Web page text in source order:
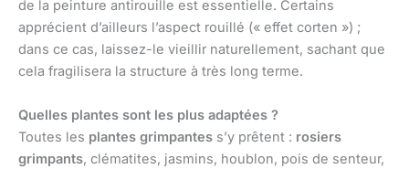
de la peinture antirouille est essentielle. Certains
apprécient d’ailleurs l’aspect rouillé (« effet corten ») ;
dans ce cas, laissez-le vieillir naturellement, sachant que
cela fragilisera la structure à très long terme.
Quelles plantes sont les plus adaptées ?
Toutes les plantes grimpantes s’y prêtent : rosiers
grimpants, clématites, jasmins, houblon, pois de senteur,